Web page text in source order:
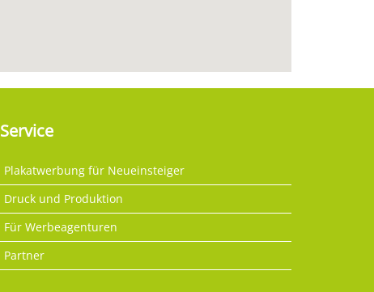
Service
Plakatwerbung für Neueinsteiger
Druck und Produktion
Für Werbeagenturen
Partner